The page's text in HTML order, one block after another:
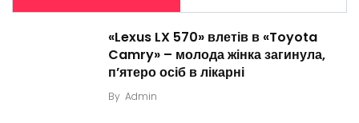
«Lexus LX 570» влетів в «Toyota
Camry» – молода жінка загинула,
п’ятеро осіб в лікарні
By Admin